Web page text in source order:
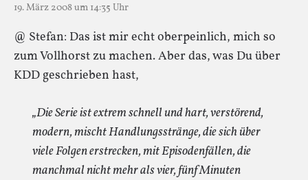
19. März 2008 um 14:35 Uhr
@ Stefan: Das ist mir echt oberpeinlich, mich so
zum Vollhorst zu machen. Aber das, was Du über
KDD geschrieben hast,
„Die Serie ist extrem schnell und hart, verstörend,
modern, mischt Handlungsstränge, die sich über
viele Folgen erstrecken, mit Episodenfällen, die
manchmal nicht mehr als vier, fünf Minuten